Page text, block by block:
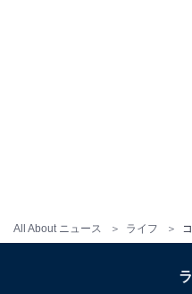
All About ニュース ライフ